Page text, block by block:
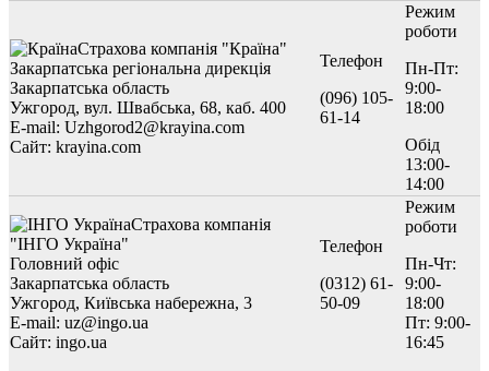
Страхова компанія "Країна"
Закарпатська регіональна дирекція
Закарпатська область
Ужгород, вул. Швабська, 68, каб. 400
E-mail: Uzhgorod2@krayina.com
Сайт: krayina.com
Телефон
(096) 105-
61-14
Режим
роботи
Пн-Пт:
9:00-
18:00
Обід
13:00-
14:00
Страхова компанія
"ІНГО Україна"
Головний офіс
Закарпатська область
Ужгород, Київська набережна, 3
E-mail: uz@ingo.ua
Сайт: ingo.ua
Телефон
(0312) 61-
50-09
Режим
роботи
Пн-Чт:
9:00-
18:00
Пт: 9:00-
16:45